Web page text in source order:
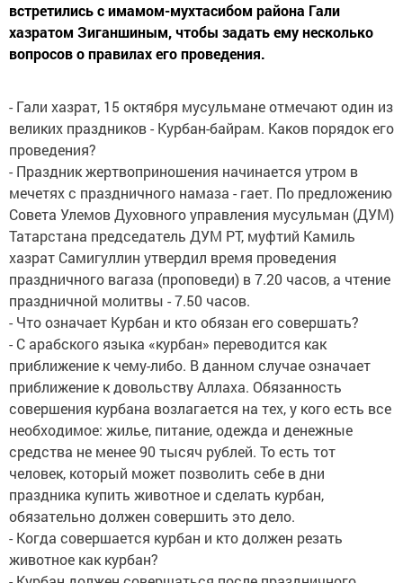
встретились с имамом-мухтасибом района Гали
хазратом Зиганшиным, чтобы задать ему несколько
вопросов о правилах его проведения.
- Гали хазрат, 15 октября мусульмане отмечают один из
великих праздников - Курбан-байрам. Каков порядок его
проведения?
- Праздник жертвоприношения начинается утром в
мечетях с праздничного намаза - гает. По предложению
Совета Улемов Духовного управления мусульман (ДУМ)
Татарстана председатель ДУМ РТ, муфтий Камиль
хазрат Самигуллин утвердил время проведения
праздничного вагаза (проповеди) в 7.20 часов, а чтение
праздничной молитвы - 7.50 часов.
- Что означает Курбан и кто обязан его совершать?
- С арабского языка «курбан» переводится как
приближение к чему-либо. В данном случае означает
приближение к довольству Аллаха. Обязанность
совершения курбана возлагается на тех, у кого есть все
необходимое: жилье, питание, одежда и денежные
средства не менее 90 тысяч рублей. То есть тот
человек, который может позволить себе в дни
праздника купить животное и сделать курбан,
обязательно должен совершить это дело.
- Когда совершается курбан и кто должен резать
животное как курбан?